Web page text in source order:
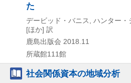
た
デービッド・バニス, ハンター
[ほか] 訳
鹿島出版会 2018.11
所蔵館111館
社会関係資本の地域分析